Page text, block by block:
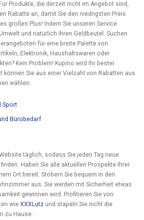
Produkte, die derzeit nicht im Angebot sind,
Rabatte an, damit Sie den niedrigsten Preis
großes Plus! Indem Sie unseren Service
und natürlich Ihren Geldbeutel. Suchen
für eine breite Palette von
Elektronik, Haushaltswaren oder
Kein Problem! Kupino wird Ihr bester
können Sie aus einer Vielzahl von Rabatten aus
wählen:
Sport
Bürobedarf
täglich, sodass Sie jeden Tag neue
Haben Sie alle aktuellen Prospekte Ihrer
Ort bereit. Stöbern Sie bequem in den
aus. Sie werden mit Sicherheit etwas
gewinnen wird. Profitieren Sie von
wie XXXLutz und stapeln Sie nicht die
zu Hause.